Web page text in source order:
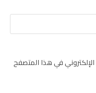
في هذا المتصفح